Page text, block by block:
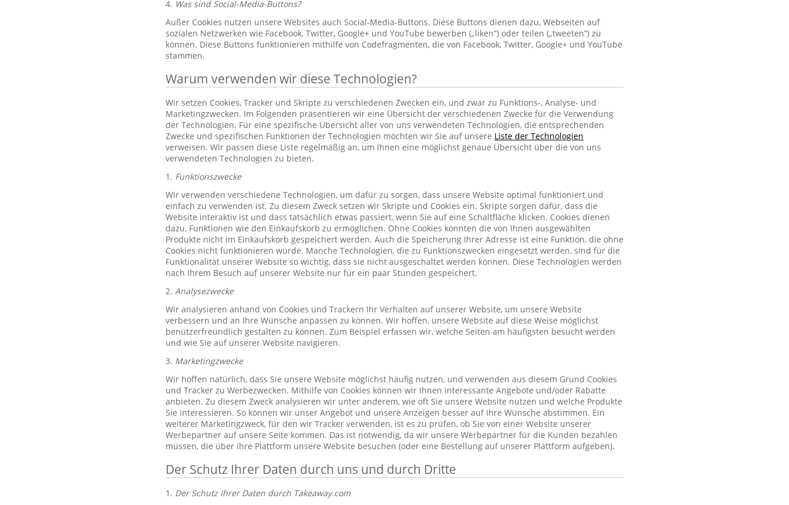
4. Was sind Social-Media-Buttons?
Außer Cookies nutzen unsere Websites auch Social-Media-Buttons. Diese Buttons dienen dazu, Webseiten auf
sozialen Netzwerken wie Facebook, Twitter, Google+ und YouTube bewerben („liken“) oder teilen („tweeten“) zu
können. Diese Buttons funktionieren mithilfe von Codefragmenten, die von Facebook, Twitter, Google+ und YouTube
stammen.
Warum verwenden wir diese Technologien?
Wir setzen Cookies, Tracker und Skripte zu verschiedenen Zwecken ein, und zwar zu Funktions-, Analyse- und
Marketingzwecken. Im Folgenden präsentieren wir eine Übersicht der verschiedenen Zwecke für die Verwendung
der Technologien. Für eine spezifische Übersicht aller von uns verwendeten Technologien, die entsprechenden
Zwecke und spezifischen Funktionen der Technologien möchten wir Sie auf unsere Liste der Technologien
verweisen. Wir passen diese Liste regelmäßig an, um Ihnen eine möglichst genaue Übersicht über die von uns
verwendeten Technologien zu bieten.
1. Funktionszwecke
Wir verwenden verschiedene Technologien, um dafür zu sorgen, dass unsere Website optimal funktioniert und
einfach zu verwenden ist. Zu diesem Zweck setzen wir Skripte und Cookies ein. Skripte sorgen dafür, dass die
Website interaktiv ist und dass tatsächlich etwas passiert, wenn Sie auf eine Schaltfläche klicken. Cookies dienen
dazu, Funktionen wie den Einkaufskorb zu ermöglichen. Ohne Cookies könnten die von Ihnen ausgewählten
Produkte nicht im Einkaufskorb gespeichert werden. Auch die Speicherung Ihrer Adresse ist eine Funktion, die ohne
Cookies nicht funktionieren würde. Manche Technologien, die zu Funktionszwecken eingesetzt werden, sind für die
Funktionalität unserer Website so wichtig, dass sie nicht ausgeschaltet werden können. Diese Technologien werden
nach Ihrem Besuch auf unserer Website nur für ein paar Stunden gespeichert.
2. Analysezwecke
Wir analysieren anhand von Cookies und Trackern Ihr Verhalten auf unserer Website, um unsere Website
verbessern und an Ihre Wünsche anpassen zu können. Wir hoffen, unsere Website auf diese Weise möglichst
benutzerfreundlich gestalten zu können. Zum Beispiel erfassen wir, welche Seiten am häufigsten besucht werden
und wie Sie auf unserer Website navigieren.
3. Marketingzwecke
Wir hoffen natürlich, dass Sie unsere Website möglichst häufig nutzen, und verwenden aus diesem Grund Cookies
und Tracker zu Werbezwecken. Mithilfe von Cookies können wir Ihnen interessante Angebote und/oder Rabatte
anbieten. Zu diesem Zweck analysieren wir unter anderem, wie oft Sie unsere Website nutzen und welche Produkte
Sie interessieren. So können wir unser Angebot und unsere Anzeigen besser auf Ihre Wünsche abstimmen. Ein
weiterer Marketingzweck, für den wir Tracker verwenden, ist es zu prüfen, ob Sie von einer Website unserer
Werbepartner auf unsere Seite kommen. Das ist notwendig, da wir unsere Werbepartner für die Kunden bezahlen
müssen, die über ihre Plattform unsere Website besuchen (oder eine Bestellung auf unserer Plattform aufgeben).
Der Schutz Ihrer Daten durch uns und durch Dritte
1. Der Schutz Ihrer Daten durch Takeaway.com